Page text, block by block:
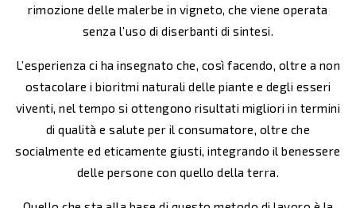
rimozione delle malerbe in vigneto, che viene operata
senza l’uso di diserbanti di sintesi.
L’esperienza ci ha insegnato che, così facendo, oltre a non
ostacolare i bioritmi naturali delle piante e degli esseri
viventi, nel tempo si ottengono risultati migliori in termini
di qualità e salute per il consumatore, oltre che
socialmente ed eticamente giusti, integrando il benessere
delle persone con quello della terra.